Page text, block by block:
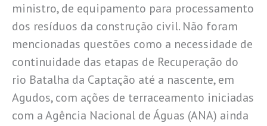
ministro, de equipamento para processamento
dos resíduos da construção civil. Não foram
mencionadas questões como a necessidade de
continuidade das etapas de Recuperação do
rio Batalha da Captação até a nascente, em
Agudos, com ações de terraceamento iniciadas
com a Agência Nacional de Águas (ANA) ainda